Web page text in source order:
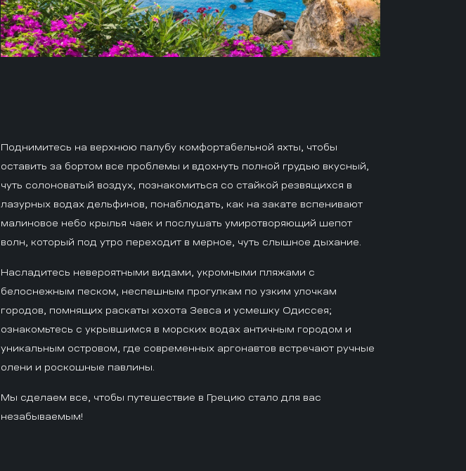
Поднимитесь на верхнюю палубу комфортабельной яхты, чтобы
оставить за бортом все проблемы и вдохнуть полной грудью вкусный,
чуть солоноватый воздух, познакомиться со стайкой резвящихся в
лазурных водах дельфинов, понаблюдать, как на закате вспенивают
малиновое небо крылья чаек и послушать умиротворяющий шепот
волн, который под утро переходит в мерное, чуть слышное дыхание.
Насладитесь невероятными видами, укромными пляжами с
белоснежным песком, неспешным прогулкам по узким улочкам
городов, помнящих раскаты хохота Зевса и усмешку Одиссея;
ознакомьтесь с укрывшимся в морских водах античным городом и
уникальным островом, где современных аргонавтов встречают ручные
олени и роскошные павлины.
Мы сделаем все, чтобы путешествие в Грецию стало для вас
незабываемым!